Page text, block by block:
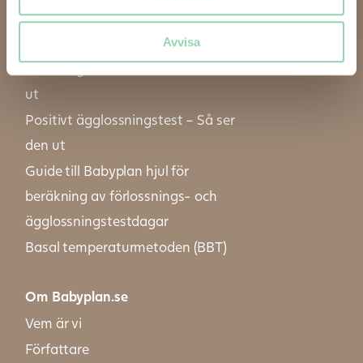
Avvisa
Hjälp till graviditet
Positivt graviditetstest – Så ser den
ut
Positivt ägglossningstest – Så ser
den ut
Guide till Babyplan hjul för
beräkning av förlossnings- och
ägglossningstestdagar
Basal temperaturmetoden (BBT)
Om Babyplan.se
Vem är vi
Författare